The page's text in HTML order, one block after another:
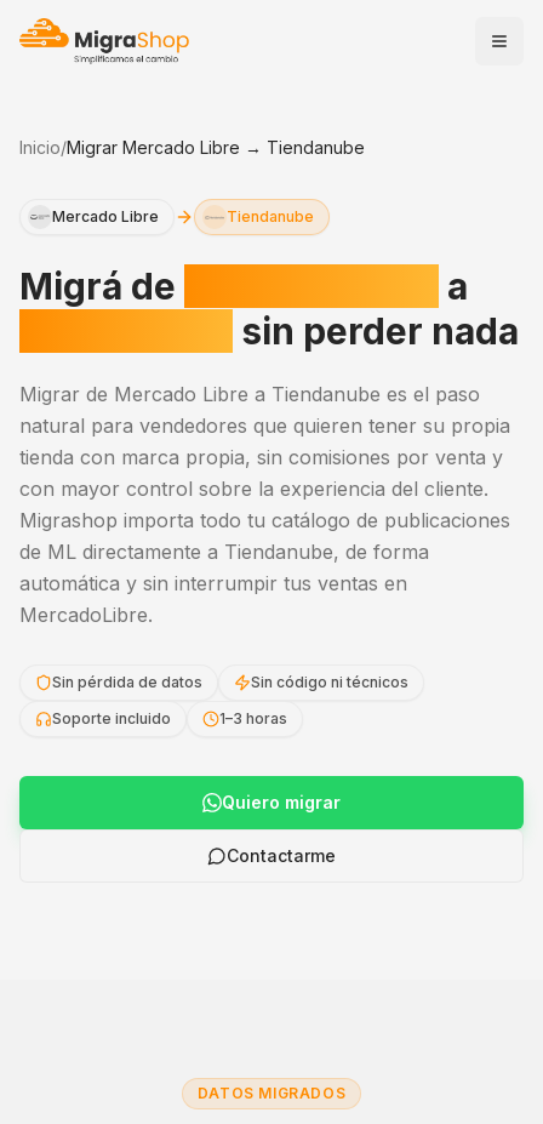
Inicio/Migrar Mercado Libre → Tiendanube
Mercado Libre Tiendanube
Migrá de
a
sin perder nada
Migrar de Mercado Libre a Tiendanube es el paso
natural para vendedores que quieren tener su propia
tienda con marca propia, sin comisiones por venta y
con mayor control sobre la experiencia del cliente.
Migrashop importa todo tu catálogo de publicaciones
de ML directamente a Tiendanube, de forma
automática y sin interrumpir tus ventas en
MercadoLibre.
Sin pérdida de datos
Sin código ni técnicos
Soporte incluido
1–3 horas
Quiero migrar
Contactarme
DATOS MIGRADOS